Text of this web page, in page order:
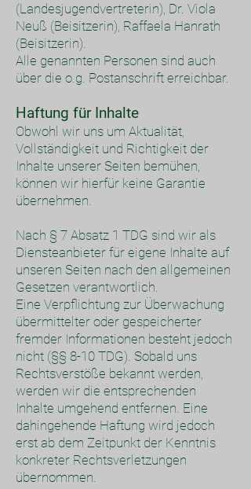
(Landesjugendvertreterin), Dr. Viola
Neuß (Beisitzerin), Raffaela Hanrath
(Beisitzerin).
Alle genannten Personen sind auch
über die o.g. Postanschrift erreichbar.
Haftung für Inhalte
Obwohl wir uns um Aktualität,
Vollständigkeit und Richtigkeit der
Inhalte unserer Seiten bemühen,
können wir hierfür keine Garantie
übernehmen.
Nach § 7 Absatz 1 TDG sind wir als
Diensteanbieter für eigene Inhalte auf
unseren Seiten nach den allgemeinen
Gesetzen verantwortlich.
Eine Verpflichtung zur Überwachung
übermittelter oder gespeicherter
fremder Informationen besteht jedoch
nicht (§§ 8-10 TDG). Sobald uns
Rechtsverstöße bekannt werden,
werden wir die entsprechenden
Inhalte umgehend entfernen. Eine
dahingehende Haftung wird jedoch
erst ab dem Zeitpunkt der Kenntnis
konkreter Rechtsverletzungen
übernommen.